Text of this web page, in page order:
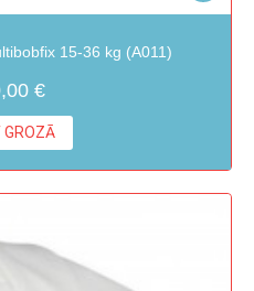
15-36 kg (A011)
€
GROZĀ